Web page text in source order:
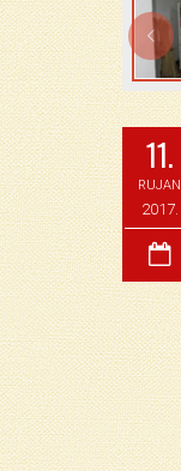

11.
RUJAN
2017.